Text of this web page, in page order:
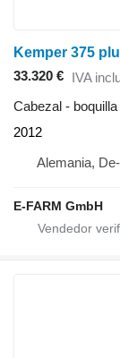
Kemper 375
33.320 € IVA
Cabezal -
2012
Alemania,
E-FARM GmbH